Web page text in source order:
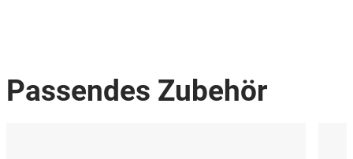
Passendes Zubehör